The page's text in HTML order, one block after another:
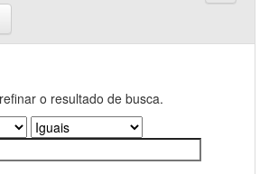
o resultado de busca.